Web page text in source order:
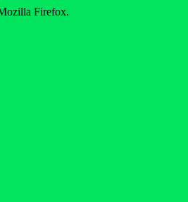
Firefox.